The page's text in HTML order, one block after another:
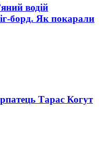
водій
борд. Як покарали
Тарас Когут